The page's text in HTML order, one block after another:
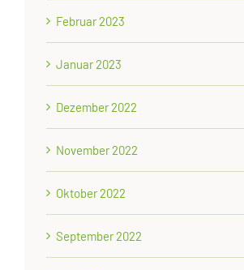
Februar 2023
Januar 2023
Dezember 2022
November 2022
Oktober 2022
September 2022